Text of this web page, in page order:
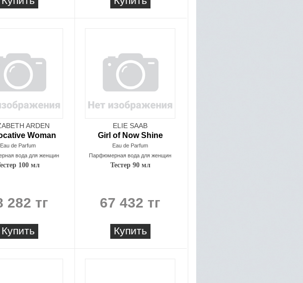
ARDEN
Woman
Eau de Parfum
вода для женщин
100 мл
282 тг
Купить
ELIE SAAB
Girl of Now Shine
Eau de Parfum
Парфюмерная вода для женщин
Тестер 90 мл
67 432 тг
Купить